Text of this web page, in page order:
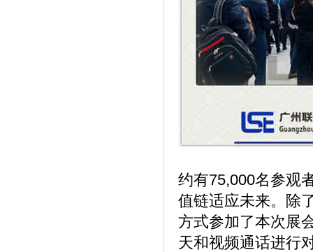
约有75,000名参观
值链适应未来。除
方式参加了本次展
天和视频通话进行